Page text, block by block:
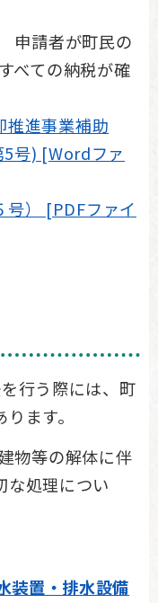
申請者が町民の
べての納税が確
推進事業補助
) [Wordファ
号） [PDFファイ
行う際には、町
ます。
物等の解体に伴
な処理につい
装置・排水設備